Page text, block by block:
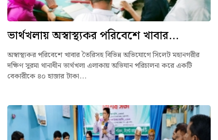
ভার্থখলায় অস্বাস্থ্যকর পরিবেশে খাবার...
অস্বাস্থ্যকর পরিবেশে খাবার তৈরিসহ বিভিন্ন অভিযোগে সিলেট মহানগরীর
দক্ষিণ সুরমা থানাধীন ভার্থখলা এলাকায় অভিযান পরিচালনা করে একটি
বেকারীকে ৪০ হাজার টাকা...